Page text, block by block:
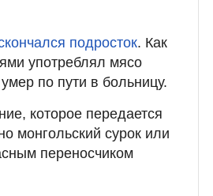
подросток. Как
употреблял мясо
по пути в больницу.
которое передается
монгольский сурок или
переносчиком